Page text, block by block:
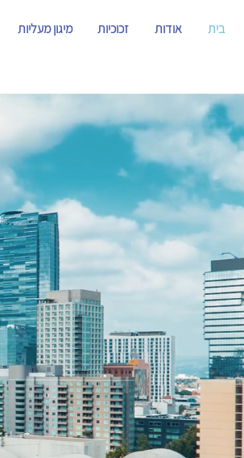
בית אודות זכוכיות מיגון מעליות